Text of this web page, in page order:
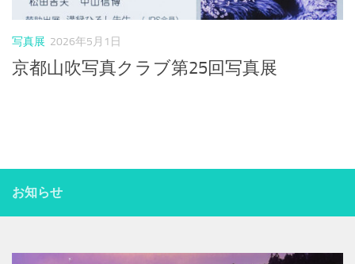
写真展 2026年5月1日
京都山吹写真クラブ第25回写真展
お知らせ